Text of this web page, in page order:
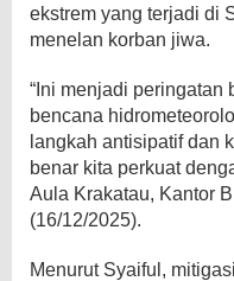
ekstrem yang terjadi di
menelan korban jiwa.
“Ini menjadi peringatan
bencana
langkah antisipatif dan
benar kita perkuat
Aula Krakatau, Kantor
(16/12/2025).
Menurut Syaiful,